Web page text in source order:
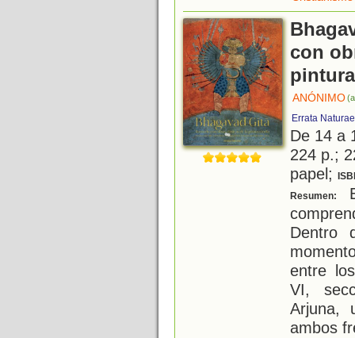
con
ANÓNIMO
Errata Naturae
De 14 a
224 p.;
papel;
Resumen:
Dentro
entre
VI,
Arjuna,
ambos